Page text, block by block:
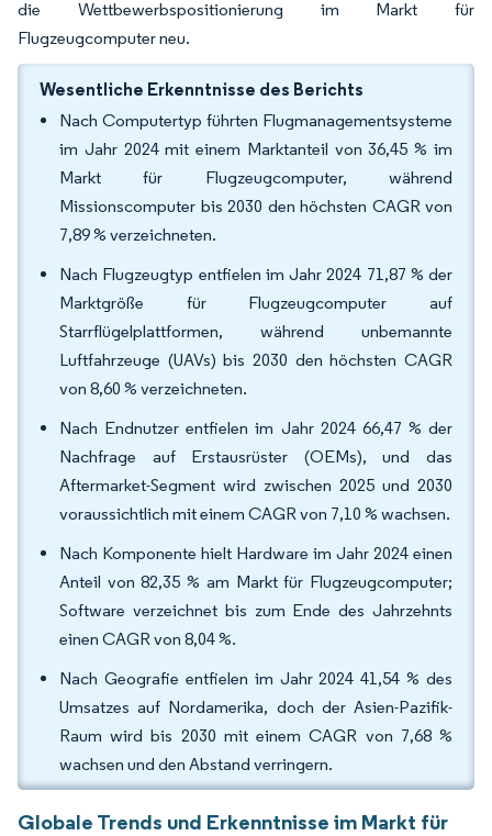
die Wettbewerbspositionierung im Markt für
Flugzeugcomputer neu.
Wesentliche Erkenntnisse des Berichts
Nach Computertyp führten Flugmanagementsysteme
im Jahr 2024 mit einem Marktanteil von 36,45 % im
Markt für Flugzeugcomputer, während
Missionscomputer bis 2030 den höchsten CAGR von
7,89 % verzeichneten.
Nach Flugzeugtyp entfielen im Jahr 2024 71,87 % der
Marktgröße für Flugzeugcomputer auf
Starrflügelplattformen, während unbemannte
Luftfahrzeuge (UAVs) bis 2030 den höchsten CAGR
von 8,60 % verzeichneten.
Nach Endnutzer entfielen im Jahr 2024 66,47 % der
Nachfrage auf Erstausrüster (OEMs), und das
Aftermarket-Segment wird zwischen 2025 und 2030
voraussichtlich mit einem CAGR von 7,10 % wachsen.
Nach Komponente hielt Hardware im Jahr 2024 einen
Anteil von 82,35 % am Markt für Flugzeugcomputer;
Software verzeichnet bis zum Ende des Jahrzehnts
einen CAGR von 8,04 %.
Nach Geografie entfielen im Jahr 2024 41,54 % des
Umsatzes auf Nordamerika, doch der Asien-Pazifik-
Raum wird bis 2030 mit einem CAGR von 7,68 %
wachsen und den Abstand verringern.
Globale Trends und Erkenntnisse im Markt für